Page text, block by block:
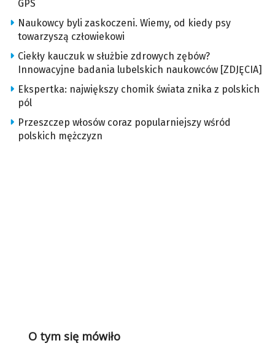
GPS
Naukowcy byli zaskoczeni. Wiemy, od kiedy psy
towarzyszą człowiekowi
Ciekły kauczuk w służbie zdrowych zębów?
Innowacyjne badania lubelskich naukowców [ZDJĘCIA]
Ekspertka: największy chomik świata znika z polskich
pól
Przeszczep włosów coraz popularniejszy wśród
polskich mężczyzn
O tym się mówiło